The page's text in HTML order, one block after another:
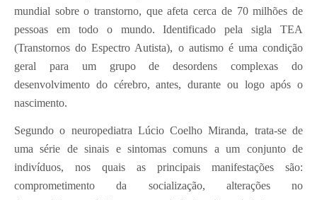
mundial sobre o transtorno, que afeta cerca de 70 milhões de
pessoas em todo o mundo. Identificado pela sigla TEA
(Transtornos do Espectro Autista), o autismo é uma condição
geral para um grupo de desordens complexas do
desenvolvimento do cérebro, antes, durante ou logo após o
nascimento.
Segundo o neuropediatra Lúcio Coelho Miranda, trata-se de
uma série de sinais e sintomas comuns a um conjunto de
indivíduos, nos quais as principais manifestações são:
comprometimento da socialização, alterações no